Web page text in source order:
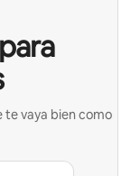
te vaya bien como